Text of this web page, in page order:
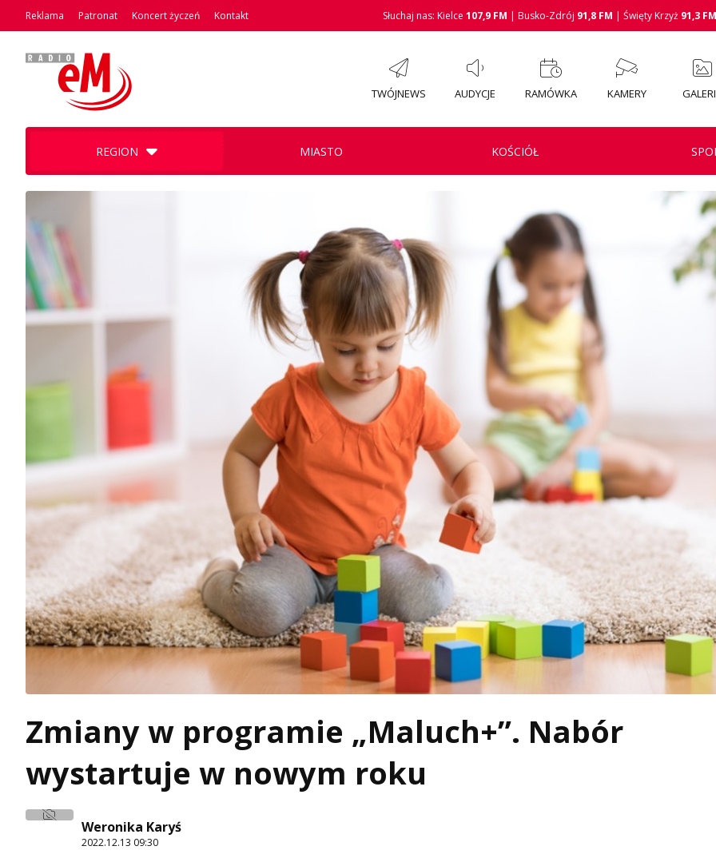
Reklama Patronat Koncert życzeń Kontakt Słuchaj nas: Kielce 107,9 FM | Busko-Zdrój 91,8 FM | Święty Krzyż 91,3 FM
TWÓJNEWS AUDYCJE RAMÓWKA KAMERY
REGION MIASTO KOŚCIÓŁ
Zmiany w programie „Maluch+”. Nabór
wystartuje w nowym roku
Weronika Karyś
2022.12.13 09:30